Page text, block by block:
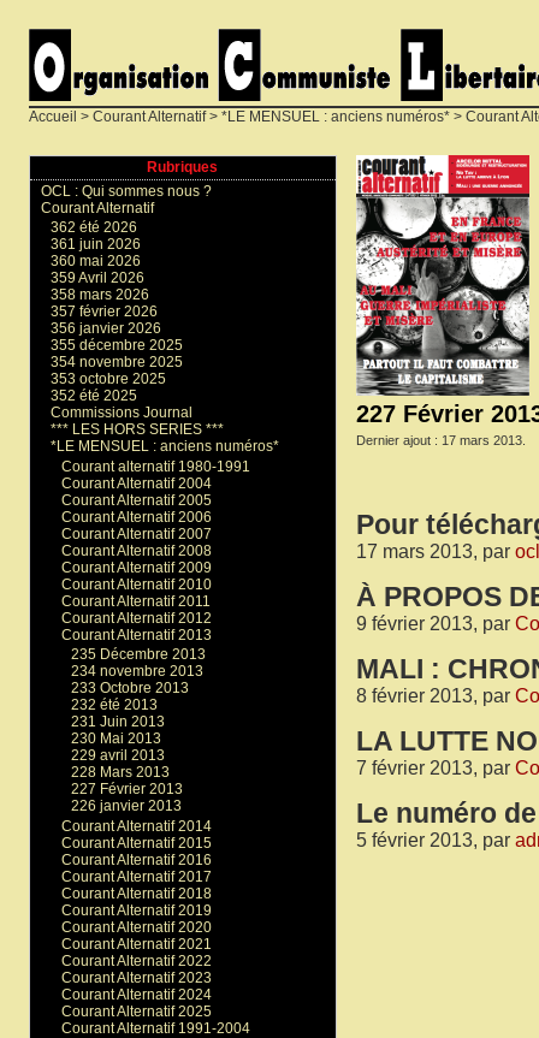
Accueil > Courant Alternatif> *LE MENSUEL : anciens numéros* > Courant
227 Février
Dernier ajout : 17 mars 2013.
Pour
17 mars 2013, par
À PROPOS
9 février 2013, par
MALI :
8 février 2013, par
LA LUTTE
7 février 2013, par
Le numéro
5 février 2013, par
Rubriques
OCL : Qui sommes nous ?
Courant Alternatif
362 été 2026
361 juin 2026
360 mai 2026
359 Avril 2026
358 mars 2026
357 février 2026
356 janvier 2026
355 décembre 2025
354 novembre 2025
353 octobre 2025
352 été 2025
Commissions Journal
*** LES HORS SERIES ***
*LE MENSUEL : anciens numéros*
Courant alternatif 1980-1991
Courant Alternatif 2004
Courant Alternatif 2005
Courant Alternatif 2006
Courant Alternatif 2007
Courant Alternatif 2008
Courant Alternatif 2009
Courant Alternatif 2010
Courant Alternatif 2011
Courant Alternatif 2012
Courant Alternatif 2013
235 Décembre 2013
234 novembre 2013
233 Octobre 2013
232 été 2013
231 Juin 2013
230 Mai 2013
229 avril 2013
228 Mars 2013
227 Février 2013
226 janvier 2013
Courant Alternatif 2014
Courant Alternatif 2015
Courant Alternatif 2016
Courant Alternatif 2017
Courant Alternatif 2018
Courant Alternatif 2019
Courant Alternatif 2020
Courant Alternatif 2021
Courant Alternatif 2022
Courant Alternatif 2023
Courant Alternatif 2024
Courant Alternatif 2025
Courant Alternatif 1991-2004